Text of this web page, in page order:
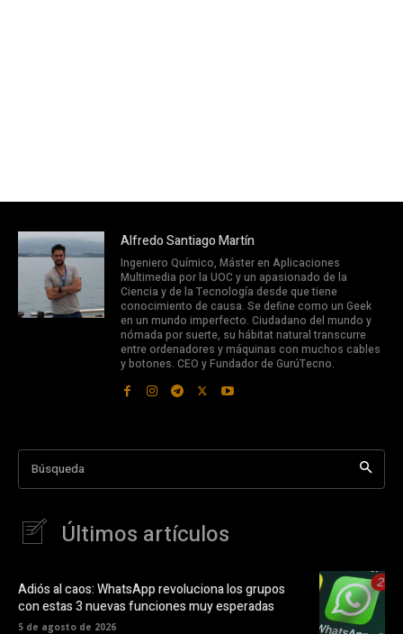
Alfredo Santiago Martín
Ingeniero Químico, Máster en Aplicaciones
Multimedia por la UOC y un apasionado de la
Ciencia y de la Tecnología desde que tiene
conocimiento de causa. Se define como un Geek
en un mundo imperfecto. Ciudadano del mundo y
nómada por suerte, su hábitat natural transcurre
entre ordenadores y máquinas con muchos cables
y botones. CEO y Fundador de GurúTecno.
Búsqueda
Últimos artículos
Adiós al caos: WhatsApp revoluciona los grupos
con estas 3 nuevas funciones muy esperadas
5 de agosto de 2026